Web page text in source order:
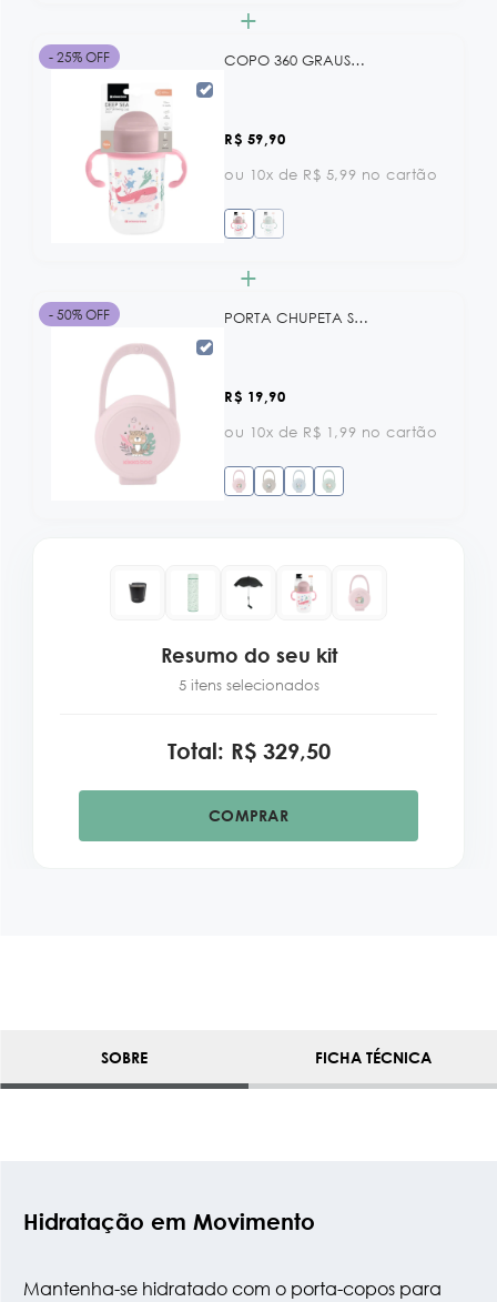
+
COPO 360 GRAUS - 300 ML DEEP SEA PINK KB
R$ 59,90
ou 10x de R$ 5,99 no cartão
- 25% OFF
+
PORTA CHUPETA SAVANNA PANDA BEIGE KB
R$ 19,90
ou 10x de R$ 1,99 no cartão
- 50% OFF
Resumo do seu kit
5 itens selecionados
Total: R$ 329,50
COMPRAR
SOBRE FICHA TÉCNICA
Hidratação em Movimento
Mantenha-se hidratado com o porta-copos para